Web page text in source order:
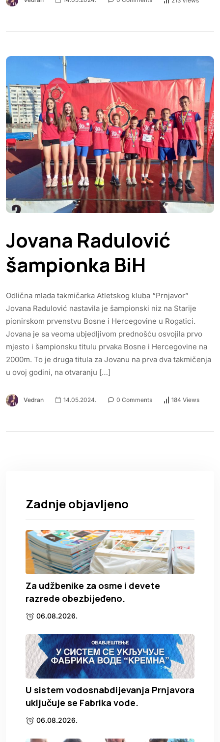
Jovana Radulović
šampionka BiH
Odlična mlada takmičarka Atletskog kluba “Prnjavor”
Jovana Radulović nastavila je šampionski niz na Starije
pionirskom prvenstvu Bosne i Hercegovine u Rogatici.
Jovana je sa veoma ubjedljivom prednošću osvojila prvo
mjesto i šampionsku titulu prvaka Bosne i Hercegovine na
2000m. To je druga titula za Jovanu na prva dva takmičenja
u ovoj godini, na otvaranju […]
Vedran 14.05.2024. 0 Comments 184 Views
Zadnje objavljeno
Za udžbenike za osme i devete
razrede obezbijeđeno.
06.08.2026.
U sistem vodosnabdijevanja Prnjavora
uključuje se Fabrika vode.
06.08.2026.